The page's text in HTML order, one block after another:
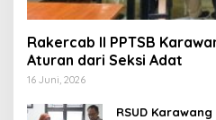
Rakercab II PPTSB
Aturan dari Seksi Adat
16 Juni, 2026
RSUD